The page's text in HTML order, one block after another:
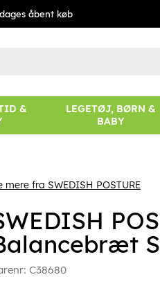
åbent køb
&
LEGETØJ, BØRN &
BABY
mere fra SWEDISH POSTURE
C38680